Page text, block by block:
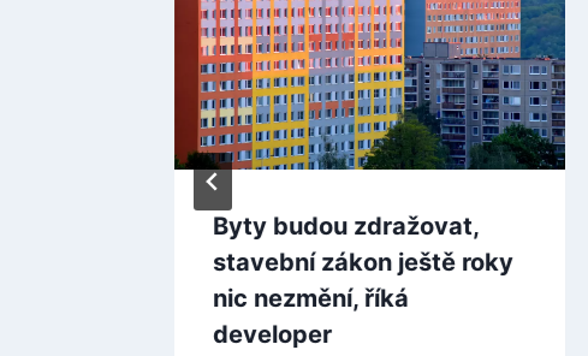
Byty budou zdražovat,
stavební zákon ještě roky
nic nezmění, říká
developer